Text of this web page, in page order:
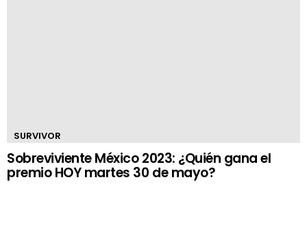
SURVIVOR
Sobreviviente México 2023: ¿Quién gana el
premio HOY martes 30 de mayo?